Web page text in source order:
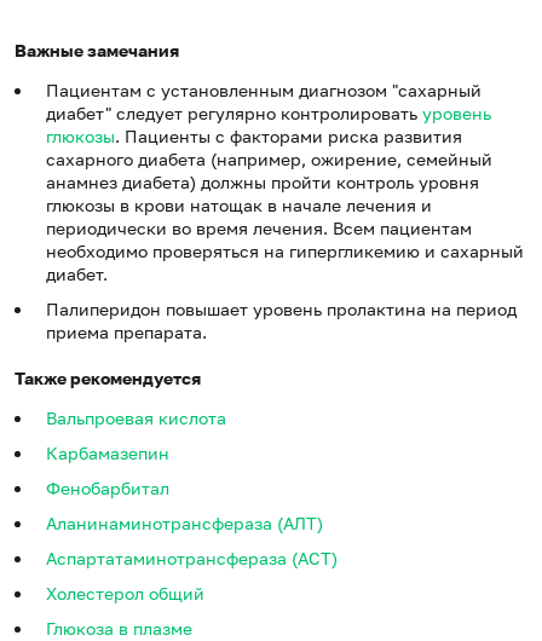
Важные замечания
Пациентам с установленным диагнозом "сахарный
диабет" следует регулярно контролировать уровень
глюкозы. Пациенты с факторами риска развития
сахарного диабета (например, ожирение, семейный
анамнез диабета) должны пройти контроль уровня
глюкозы в крови натощак в начале лечения и
периодически во время лечения. Всем пациентам
необходимо проверяться на гипергликемию и сахарный
диабет.
Палиперидон повышает уровень пролактина на период
приема препарата.
Также рекомендуется
Вальпроевая кислота
Карбамазепин
Фенобарбитал
Аланинаминотрансфераза (АЛТ)
Аспартатаминотрансфераза (АСТ)
Холестерол общий
Глюкоза в плазме